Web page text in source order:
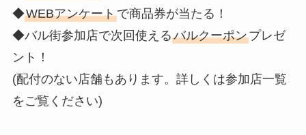
◆WEBアンケートで商品券が当たる！
◆バル街参加店で次回使えるバルクーポンプレゼ
ント！
(配付のない店舗もあります。詳しくは参加店一覧
をご覧ください)